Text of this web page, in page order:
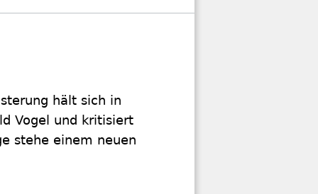
hält sich in
Vogel und kritisiert
stehe einem neuen